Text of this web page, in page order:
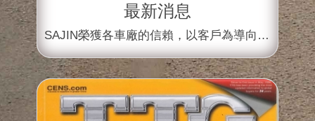
最新消息
SAJIN榮獲各車廠的信賴，以客戶為導向，ＳＯＰ的生產流程和創新的研發技術來生產各式避震器，歡迎各界蒞臨指教